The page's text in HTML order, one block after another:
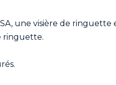
une visière de ringuette
ringuette.